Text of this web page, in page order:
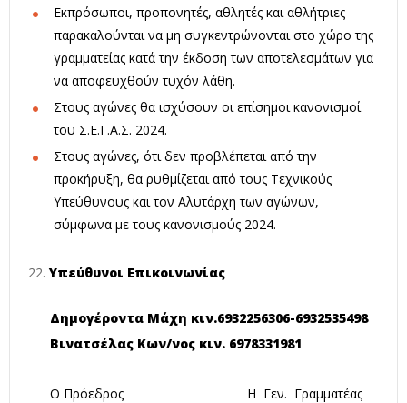
Εκπρόσωποι, προπονητές, αθλητές και αθλήτριες
παρακαλούνται να μη συγκεντρώνονται στο χώρο της
γραμματείας κατά την έκδοση των αποτελεσμάτων για
να αποφευχθούν τυχόν λάθη.
Στους αγώνες θα ισχύσουν οι επίσημοι κανονισμοί
του Σ.Ε.Γ.Α.Σ. 2024.
Στους αγώνες, ότι δεν προβλέπεται από την
προκήρυξη, θα ρυθμίζεται από τους Τεχνικούς
Υπεύθυνους και τον Αλυτάρχη των αγώνων,
σύμφωνα με τους κανονισμούς 2024.
Υπεύθυνοι Επικοινωνίας
Δημογέροντα Μάχη κιν.6932256306-6932535498
Βινατσέλας Κων/νος κιν. 6978331981
Ο Πρόεδρος H Γεν. Γραμματέας